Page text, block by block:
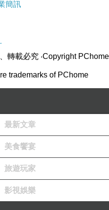
簡訊
轉載必究 ‧Copyright PChome
trademarks of PChome
最新文章
美食饗宴
旅遊玩家
影視娛樂